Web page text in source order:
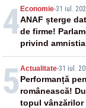
4 Economie-31 iul.
ANAF șterge
de firme!
privind
5 Actualitate-31 iul.
Performanță
românească!
topul vânzărilor